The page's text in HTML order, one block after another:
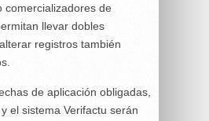
comercializadores de
llevar dobles
registros también
de aplicación obligadas,
el sistema Verifactu serán